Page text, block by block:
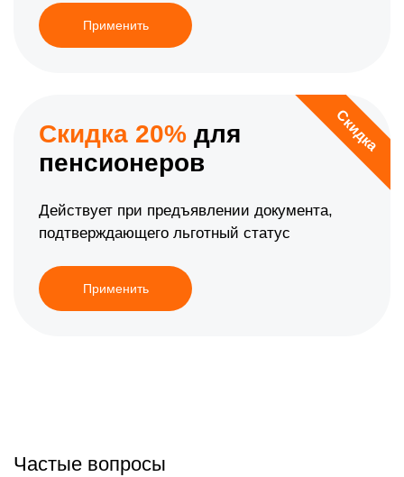
Применить
Скидка
Скидка 20% для
пенсионеров
Действует при предъявлении документа,
подтверждающего льготный статус
Применить
Частые вопросы